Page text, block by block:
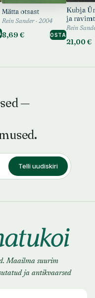
Mätta otsast
Rein Sander · 2004
8,69 € OSTA
Kubja
ja
Rein
21,00 €
—
Telli uudiskiri
Maailma suurim
ja antikvaarsed